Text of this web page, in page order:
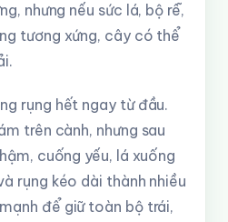
nhưng nếu sức lá, bộ rễ,
tương xứng, cây có thể
rụng hết ngay từ đầu.
trên cành, nhưng sau
cuống yếu, lá xuống
rụng kéo dài thành nhiều
để giữ toàn bộ trái,